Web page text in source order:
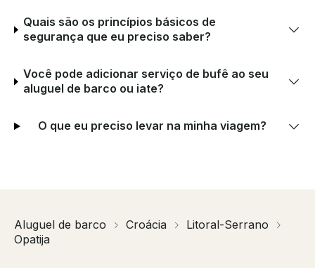
Quais são os princípios básicos de
segurança que eu preciso saber?
Você pode adicionar serviço de bufê ao seu
aluguel de barco ou iate?
O que eu preciso levar na minha viagem?
Aluguel de barco Croácia
Litoral-Serrano
Opatija